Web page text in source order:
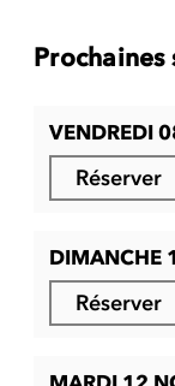
Prochaines
VENDREDI
Réserver
DIMANCHE
Réserver